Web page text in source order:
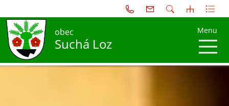
obec
Suchá Loz
Menu